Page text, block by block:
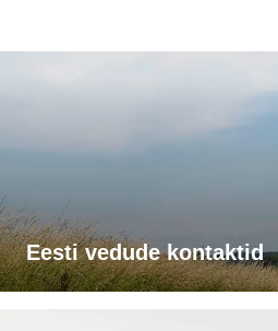
Eesti vedude kontaktid